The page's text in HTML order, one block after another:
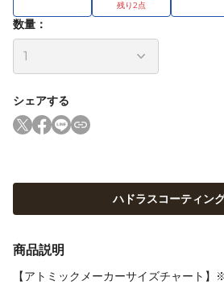
数量：
シェアする
ハドラスコーティン
商品説明
【アトミックメーカーサイズチャート